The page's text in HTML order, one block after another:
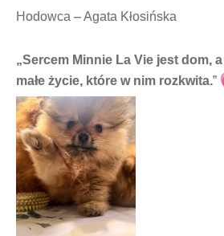
Hodowca – Agata Kłosińska
„Sercem Minnie La Vie jest dom,
małe życie, które w nim rozkwita.”